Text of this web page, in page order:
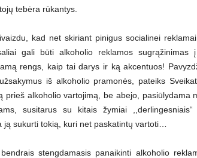
tebėra rūkantys.
kad net skiriant pinigus socialinei
gali būti alkoholio reklamos sugrąžinimas
rengs, kaip tai darys ir ką akcentuos!
iš alkoholio pramonės, pateiks
prieš alkoholio vartojimą, be abejo, pasiūlydama
susitarus su kitais žymiai
sukurti tokią, kuri net paskatintų vartoti…
stengdamasis panaikinti alkoholio